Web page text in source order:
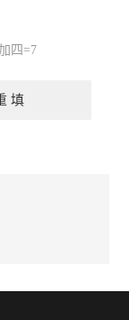
四=7